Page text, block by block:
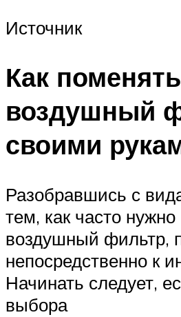
Источник
Как поменять
воздушный
своими
Разобравшись с
тем, как часто
воздушный фильтр,
непосредственно к
Начинать следует,
выбора